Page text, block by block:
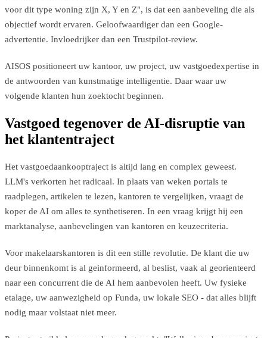
voor dit type woning zijn X, Y en Z", is dat een aanbeveling die als
objectief wordt ervaren. Geloofwaardiger dan een Google-
advertentie. Invloedrijker dan een Trustpilot-review.
AISOS positioneert uw kantoor, uw project, uw vastgoedexpertise in
de antwoorden van kunstmatige intelligentie. Daar waar uw
volgende klanten hun zoektocht beginnen.
Vastgoed tegenover de AI-disruptie van
het klantentraject
Het vastgoedaankooptraject is altijd lang en complex geweest.
LLM's verkorten het radicaal. In plaats van weken portals te
raadplegen, artikelen te lezen, kantoren te vergelijken, vraagt de
koper de AI om alles te synthetiseren. In een vraag krijgt hij een
marktanalyse, aanbevelingen van kantoren en keuzecriteria.
Voor makelaarskantoren is dit een stille revolutie. De klant die uw
deur binnenkomt is al geinformeerd, al beslist, vaak al georienteerd
naar een concurrent die de AI hem aanbevolen heeft. Uw fysieke
etalage, uw aanwezigheid op Funda, uw lokale SEO - dat alles blijft
nodig maar volstaat niet meer.